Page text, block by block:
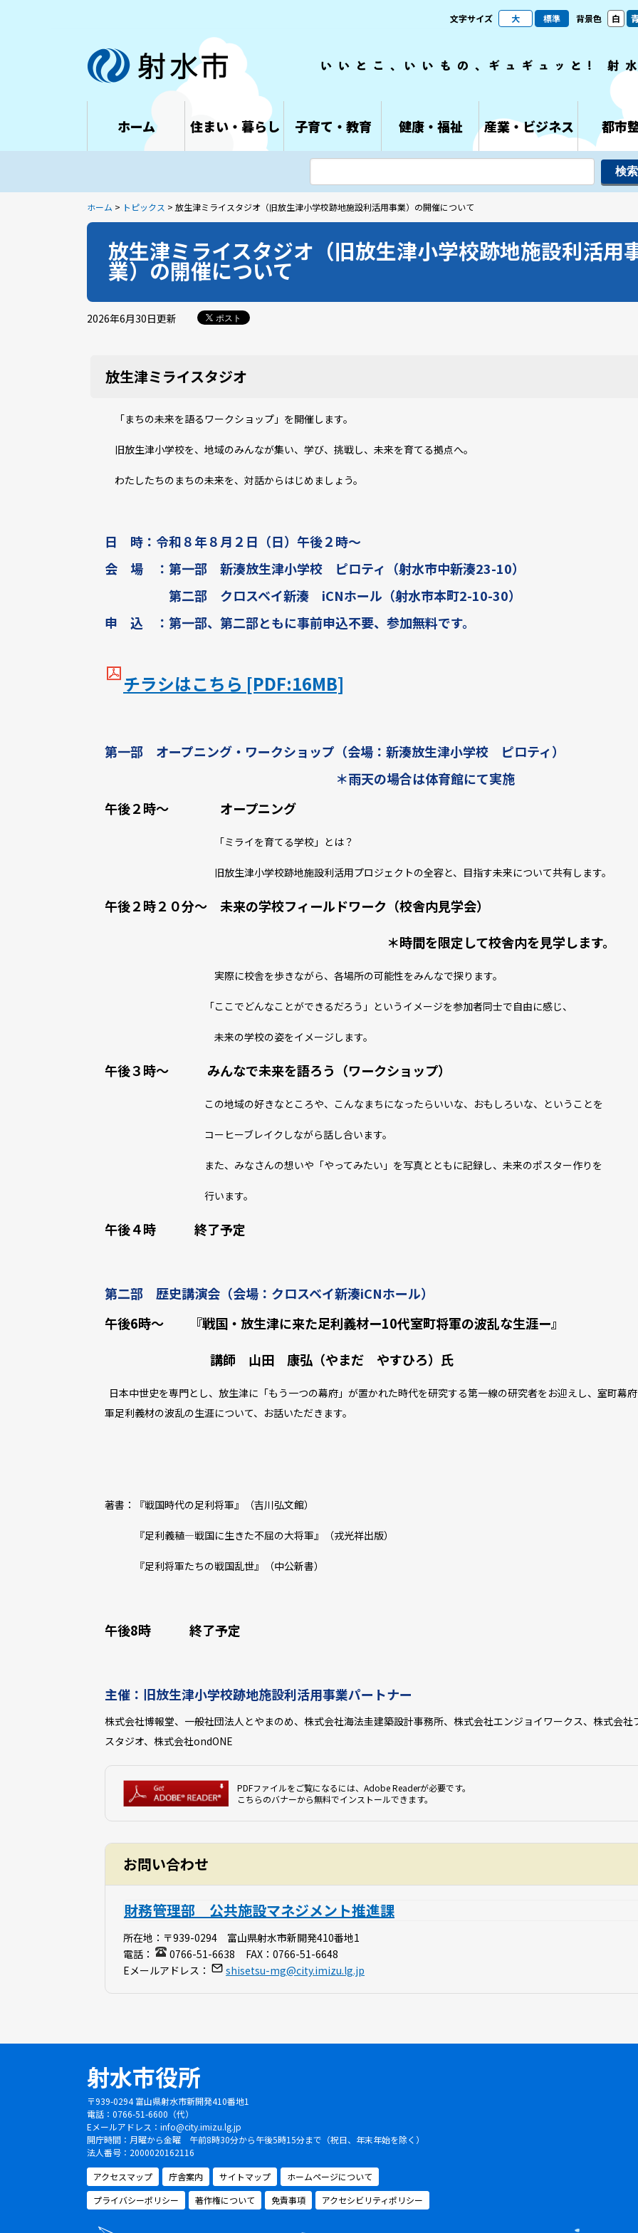
文字サイズ 大 標準 背景色 白
ホーム 住まい・暮らし 子育て・教育 健康・福祉 産業・ビジネス 都市
ホーム > トピックス > 放生津ミライスタジオ（旧放生津小学校跡地施設利活用事業）の開催について
放生津ミライスタジオ（旧放生津小学校跡地施設利活用
業）の開催について
2026年6月30日更新 ポスト
放生津ミライスタジオ
「まちの未来を語るワークショップ」を開催します。
旧放生津小学校を、地域のみんなが集い、学び、挑戦し、未来を育てる拠点へ。
わたしたちのまちの未来を、対話からはじめましょう。
日 時：令和８年８月２日（日）午後２時～
会 場 ：第一部 新湊放生津小学校 ピロティ（射水市中新湊23-10）
第二部 クロスベイ新湊 iCNホール（射水市本町2-10-30）
申 込 ：第一部、第二部ともに事前申込不要、参加無料です。
チラシはこちら [PDF:16MB]
第一部 オープニング・ワークショップ（会場：新湊放生津小学校 ピロティ）
＊雨天の場合は体育館にて実施
午後２時～ オープニング
「ミライを育てる学校」とは？
旧放生津小学校跡地施設利活用プロジェクトの全容と、目指す未来について共有します。
午後２時２０分～ 未来の学校フィールドワーク（校舎内見学会）
＊時間を限定して校舎内を見学します。
実際に校舎を歩きながら、各場所の可能性をみんなで探ります。
「ここでどんなことができるだろう」というイメージを参加者同士で自由に感じ、
未来の学校の姿をイメージします。
午後３時～ みんなで未来を語ろう（ワークショップ）
この地域の好きなところや、こんなまちになったらいいな、おもしろいな、ということを
コーヒーブレイクしながら話し合います。
また、みなさんの想いや「やってみたい」を写真とともに記録し、未来のポスター作りを
行います。
午後４時 終了予定
第二部 歴史講演会（会場：クロスベイ新湊iCNホール）
午後6時～ 『戦国・放生津に来た足利義材ー10代室町将軍の波乱な生涯ー』
講師 山田 康弘（やまだ やすひろ）氏
日本中世史を専門とし、放生津に「もう一つの幕府」が置かれた時代を研究する第一線の研究者をお迎えし、室町幕
軍足利義材の波乱の生涯について、お話いただきます。
著書：『戦国時代の足利将軍』（吉川弘文館）
『足利義稙―戦国に生きた不屈の大将軍』（戎光祥出版）
『足利将軍たちの戦国乱世』（中公新書）
午後8時 終了予定
主催：旧放生津小学校跡地施設利活用事業パートナー
株式会社博報堂、一般社団法人とやまのめ、株式会社海法圭建築設計事務所、株式会社エンジョイワークス、株式会社
スタジオ、株式会社ondONE
PDFファイルをご覧になるには、Adobe Readerが必要です。
こちらのバナーから無料でインストールできます。
お問い合わせ
財務管理部 公共施設マネジメント推進課
所在地： 〒939-0294 富山県射水市新開発410番地1
電話：
0766-51-6638 FAX： 0766-51-6648
Eメールアドレス：
shisetsu-mg@city.imizu.lg.jp
射水市役所
〒939-0294 富山県射水市新開発410番地1
電話：0766-51-6600（代）
Eメールアドレス： info@city.imizu.lg.jp
開庁時間：月曜から金曜 午前8時30分から午後5時15分まで（祝日、年末年始を除く）
法人番号：2000020162116
アクセスマップ
庁舎案内 サイトマップ
ホームページについて
プライバシーポリシー
著作権について 免責事項 アクセシビリティポリシー